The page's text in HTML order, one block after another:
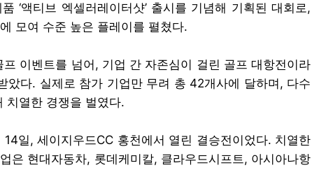
‘액티브 엑셀러레이터샷’ 출시를 기념해 기획된 대회로,
모여 수준 높은 플레이를 펼쳤다.
이벤트를 넘어, 기업 간 자존심이 걸린 골프 대항전이라
았다. 실제로 참가 기업만 무려 총 42개사에 달하며, 다수
치열한 경쟁을 벌였다.
일, 세이지우드CC 홍천에서 열린 결승전이었다. 치열한
은 현대자동차, 롯데케미칼, 클라우드시프트, 아시아나항